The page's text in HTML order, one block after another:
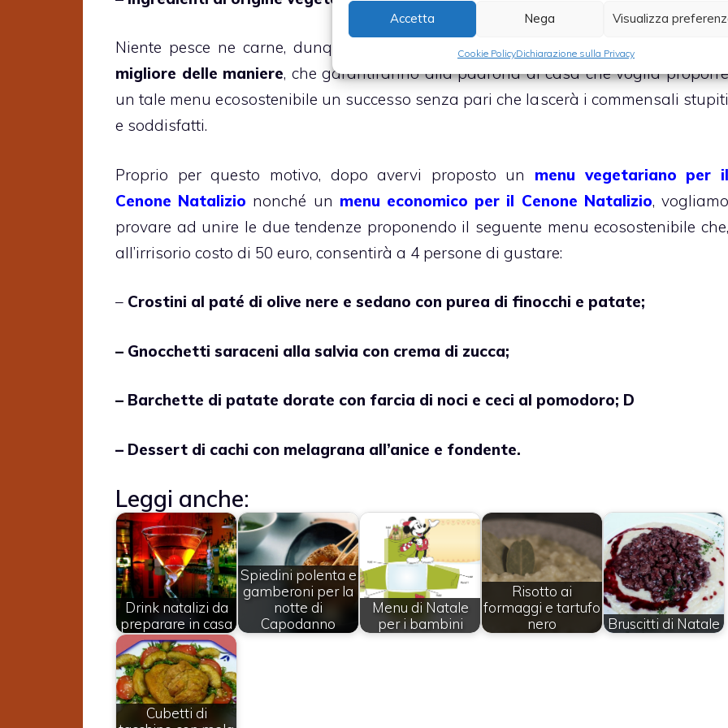
Accetta Nega Visualizza
Cookie PolicyDichiarazione sulla Privacy
Niente pesce ne carne, dunque, ma
pochi e semplici ingredienti, composti nella
migliore delle maniere, che garantiranno alla padrona di casa che voglia
un tale menu ecosostenibile un successo senza pari che lascerà i commensali stupiti
e soddisfatti.
Proprio per questo motivo, dopo avervi proposto un menu vegetariano per il
Cenone Natalizio nonché un menu economico per il Cenone Natalizio, vogliamo
provare ad unire le due tendenze proponendo il seguente menu ecosostenibile che,
all’irrisorio costo di 50 euro, consentirà a 4 persone di gustare:
– Crostini al paté di olive nere e sedano con purea di finocchi e patate;
– Gnocchetti saraceni alla salvia con crema di zucca;
– Barchette di patate dorate con farcia di noci e ceci al pomodoro; D
– Dessert di cachi con melagrana all’anice e fondente.
Leggi anche:
Drink natalizi da
preparare in casa
Spiedini polenta e
gamberoni per la
notte di
Capodanno
Menu di Natale
per i bambini
Risotto ai
formaggi e tartufo
nero
Bruscitti di Natale
Cubetti di